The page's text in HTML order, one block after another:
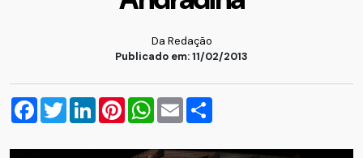
Da Redação
Publicado em: 11/02/2013
Facebook
TwitterLinkedInPinterestWhatsApp
Email